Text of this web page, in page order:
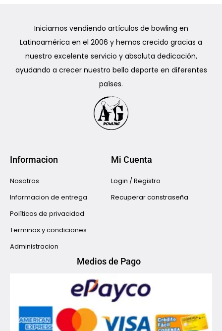
Iniciamos vendiendo artículos de bowling en
Latinoamérica en el 2006 y hemos crecido gracias a
nuestro excelente servicio y absoluta dedicación,
ayudando a crecer nuestro bello deporte en diferentes
países.
Informacion
Nosotros
Informacion de entrega
Políticas de privacidad
Terminos y condiciones
Administracion
Mi Cuenta
Login / Registro
Recuperar constraseña
Medios de Pago